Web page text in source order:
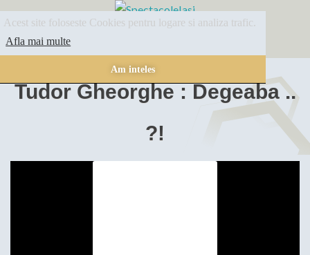
Acest site foloseste Cookies pentru logare si analiza trafic.
Afla mai multe
Am inteles
SPECTACOLE
Tudor Gheorghe : Degeaba ..
?!